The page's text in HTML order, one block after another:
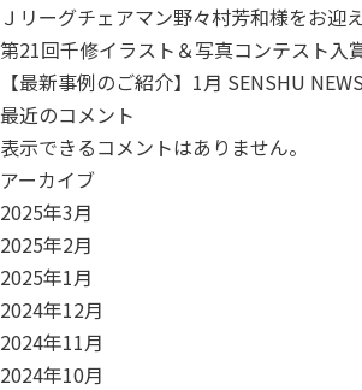
Ｊリーグチェアマン野々村芳和様をお
第21回千修イラスト＆写真コンテスト入
【最新事例のご紹介】1月 SENSHU
最近のコメント
表示できるコメントはありません。
アーカイブ
2025年3月
2025年2月
2025年1月
2024年12月
2024年11月
2024年10月